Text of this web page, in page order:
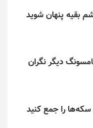
دیگر نگران